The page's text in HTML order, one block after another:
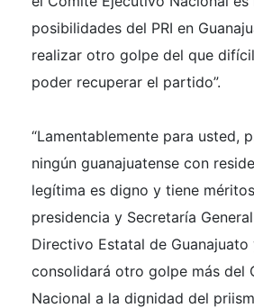
posibilidades del PRI en
realizar otro golpe del que
poder recuperar el partido”.
“Lamentablemente para usted,
ningún guanajuatense con
legítima es digno y tiene
presidencia y Secretaría
Directivo Estatal de Guanajuato
consolidará otro golpe más del
Nacional a la dignidad del